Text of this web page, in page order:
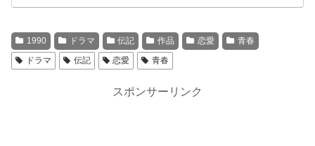
1990 ドラマ 伝記 作品 恋愛
青春
ドラマ
伝記 恋愛 青春
スポンサーリンク